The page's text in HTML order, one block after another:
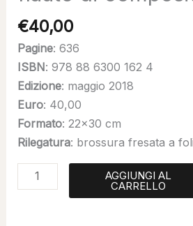
€40,00
Pagine: 636
ISBN: 978 88 6300 162 4
Edizione: maggio 2018
Euro: 40,00
Formato: 22×30 cm
Rilegatura: brossura fresata a
AGGIUNGI AL
CARRELLO